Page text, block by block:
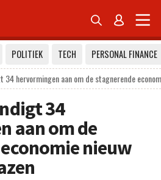
 
POLITIEK TECH
PERSONAL FINANCE
34 hervormingen aan om de stagnerende
34
aan om de
nieuw